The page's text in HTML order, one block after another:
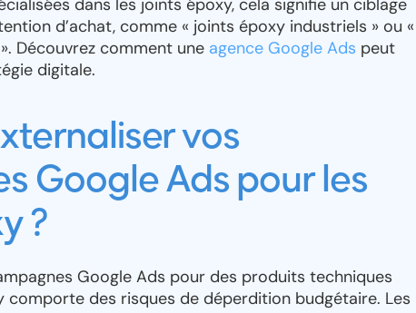
dans les joints époxy, cela signifie un ciblage
d’achat, comme « joints époxy industriels » ou «
Découvrez comment une agence Google Ads peut
digitale.
vos
Google Ads pour les
?
Google Ads pour des produits techniques
comporte des risques de déperdition budgétaire. Les